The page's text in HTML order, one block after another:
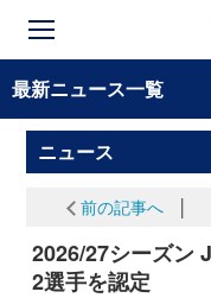
最新ニュース一覧
ニュース
前の記事へ
2026/27シーズン
2選手を認定